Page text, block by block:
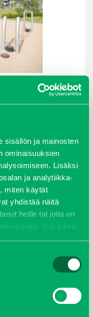
sisällön ja mainosten
ominaisuuksien
Lisäksi
ja analytiikka-
miten käytät
yhdistää näitä
heille tai joita on
Voit lukea